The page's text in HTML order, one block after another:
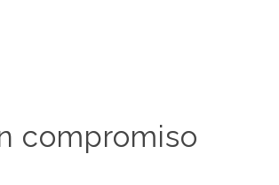
compromiso